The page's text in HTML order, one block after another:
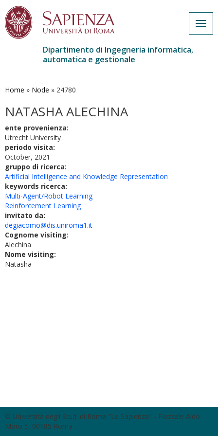
contenuto
Dipartimento di Ingegneria informatica,
automatica e gestionale
Home » Node » 24780
NATASHA ALECHINA
ente provenienza:
Utrecht University
periodo visita:
October, 2021
gruppo di ricerca:
Artificial Intelligence and Knowledge Representation
keywords ricerca:
Multi-Agent/Robot Learning
Reinforcement Learning
invitato da:
degiacomo@dis.uniroma1.it
Cognome visiting:
Alechina
Nome visiting:
Natasha
© Università degli Studi di Roma "La Sapienza" - Piazzale Aldo
Moro 5, 00185 Roma